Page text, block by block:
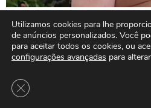
Utilizamos cookies para lhe
de anúncios personalizados. Você
para aceitar todos os cookies, ou
configurações avançadas para
Close GDPR Cookie Banner